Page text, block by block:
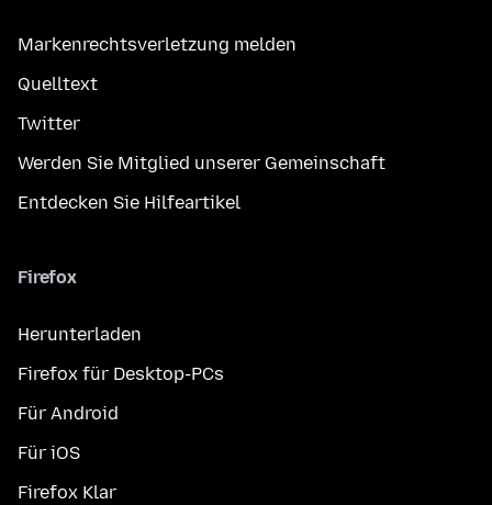
Markenrechtsverletzung melden
Quelltext
Twitter
Werden Sie Mitglied unserer Gemeinschaft
Entdecken Sie Hilfeartikel
Firefox
Herunterladen
Firefox für Desktop-PCs
Für Android
Für iOS
Firefox Klar